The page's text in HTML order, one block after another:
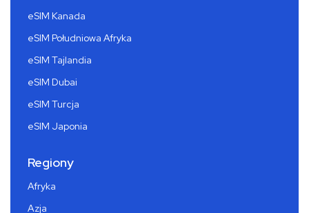
eSIM Kanada
eSIM Południowa Afryka
eSIM Tajlandia
eSIM Dubai
eSIM Turcja
eSIM Japonia
Regiony
Afryka
Azja